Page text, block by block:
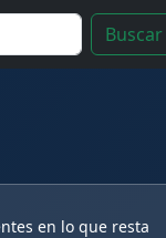
Buscar
en lo que resta